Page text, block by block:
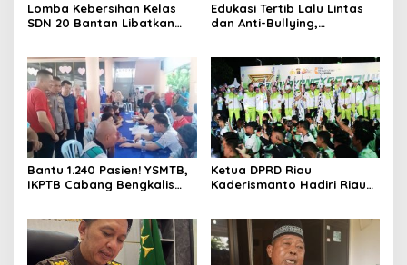
Lomba Kebersihan Kelas
SDN 20 Bantan Libatkan
Edukasi Tertib Lalu Lintas
dan Anti-Bullying,
di SD IT Al-Fatih Duri
Bantu 1.240 Pasien! YSMTB,
IKPTB Cabang Bengkalis
Men Riau Atas Kegiatan
Bakti Sosial Kesehatan Di
Bengkalis.
Ketua DPRD Riau
Kaderismanto Hadiri Riau
Kampanye Lingkungan